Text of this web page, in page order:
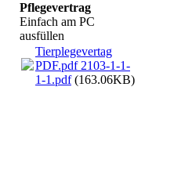
Pflegevertrag
Einfach am PC
ausfüllen
Tierplegevertag
PDF.pdf 2103-1-1-
1-1.pdf(163.06KB)